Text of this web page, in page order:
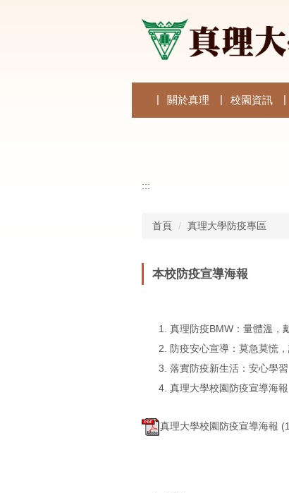
關於真理 校園資訊
:::
首頁 真理大學防疫專區
本校防疫宣導海報
真理防疫BMW：量體溫，
防疫安心宣導：莫急莫慌
落實防疫新生活：安心學習
真理大學校園防疫宣導海報
真理大學校園防疫宣導海報